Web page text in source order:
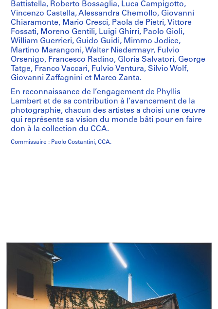
Battistella, Roberto Bossaglia, Luca Campigotto,
Vincenzo Castella, Alessandra Chemollo, Giovanni
Chiaramonte, Mario Cresci, Paola de Pietri, Vittore
Fossati, Moreno Gentili, Luigi Ghirri, Paolo Gioli,
William Guerrieri, Guido Guidi, Mimmo Jodice,
Martino Marangoni, Walter Niedermayr, Fulvio
Orsenigo, Francesco Radino, Gloria Salvatori, George
Tatge, Franco Vaccari, Fulvio Ventura, Silvio Wolf,
Giovanni Zaffagnini et Marco Zanta.
En reconnaissance de l’engagement de Phyllis
Lambert et de sa contribution à l’avancement de la
photographie, chacun des artistes a choisi une œuvre
qui représente sa vision du monde bâti pour en faire
don à la collection du CCA.
Commissaire : Paolo Costantini, CCA.